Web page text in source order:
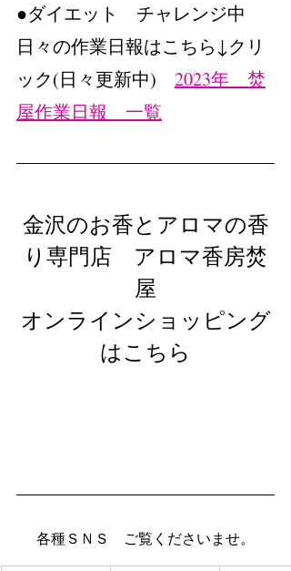
●ダイエット　チャレンジ中
日々の作業日報はこちら↓クリ
ック(日々更新中) 2023年　焚
屋作業日報　一覧
金沢のお香とアロマの香
り専門店　アロマ香房焚
屋
オンラインショッピング
はこちら
各種ＳＮＳ　ご覧くださいませ。